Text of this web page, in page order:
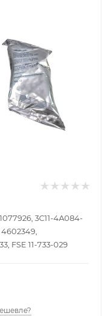
3C11-4A084-
4602349,
FSE 11-733-029